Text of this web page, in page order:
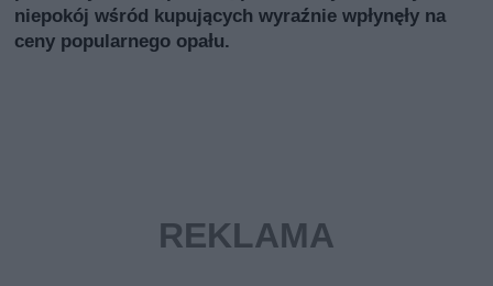
niepokój wśród kupujących wyraźnie wpłynęły na
ceny popularnego opału.